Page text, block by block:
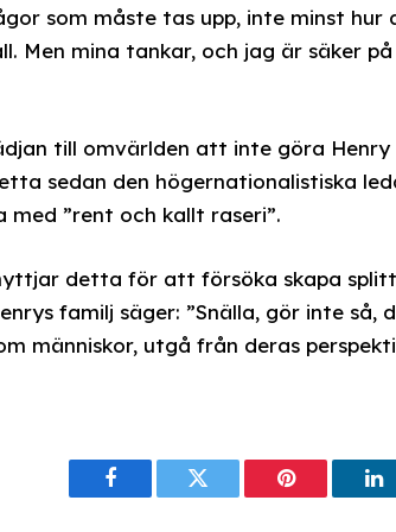
som måste tas upp, inte minst hur
Men mina tankar, och jag är säker
till omvärlden att inte göra Henry
sedan den högernationalistiska
”rent och kallt raseri”.
detta för att försöka skapa
familj säger: ”Snälla, gör inte så,
människor, utgå från deras
FacebookTwitter Pinterest